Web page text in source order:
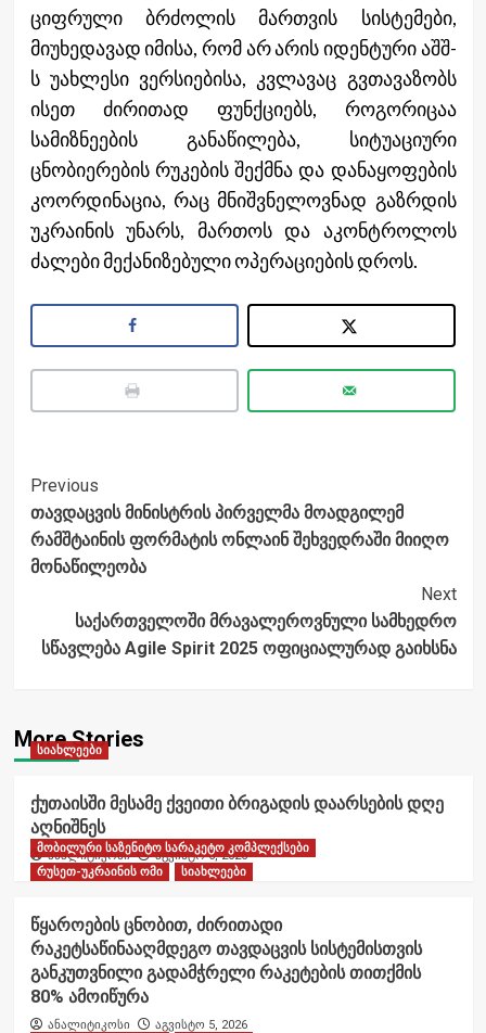
ციფრული ბრძოლის მართვის სისტემები,
მიუხედავად იმისა, რომ არ არის იდენტური აშშ-
ს უახლესი ვერსიებისა, კვლავაც გვთავაზობს
ისეთ ძირითად ფუნქციებს, როგორიცაა
სამიზნეების განაწილება, სიტუაციური
ცნობიერების რუკების შექმნა და დანაყოფების
კოორდინაცია, რაც მნიშვნელოვნად გაზრდის
უკრაინის უნარს, მართოს და აკონტროლოს
ძალები მექანიზებული ოპერაციების დროს.
Post
Navigation
Previous
თავდაცვის მინისტრის პირველმა მოადგილემ
რამშტაინის ფორმატის ონლაინ შეხვედრაში მიიღო
მონაწილეობა
Next
საქართველოში მრავალეროვნული სამხედრო
სწავლება Agile Spirit 2025 ოფიციალურად გაიხსნა
More Stories
სიახლეები
ქუთაისში მესამე ქვეითი ბრიგადის დაარსების დღე
აღნიშნეს
ანალიტიკოსი აგვისტო 6, 2026
მობილური საზენიტო სარაკეტო კომპლექსები
რუსეთ-უკრაინის ომი
სიახლეები
წყაროების ცნობით, ძირითადი
რაკეტსაწინააღმდეგო თავდაცვის სისტემისთვის
განკუთვნილი გადამჭრელი რაკეტების თითქმის
80% ამოიწურა
ანალიტიკოსი აგვისტო 5, 2026